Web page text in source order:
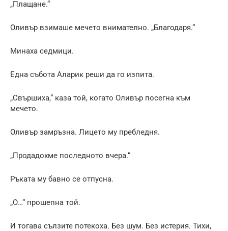
„Плащане.“
Оливър взимаше мечето внимателно. „Благодаря.“
Минаха седмици.
Една събота Аларик реши да го изпита.
„Свършиха,“ каза той, когато Оливър посегна към
мечето.
Оливър замръзна. Лицето му пребледня.
„Продадохме последното вчера.“
Ръката му бавно се отпусна.
„О…“ прошепна той.
И тогава сълзите потекоха. Без шум. Без истерия. Тихи,